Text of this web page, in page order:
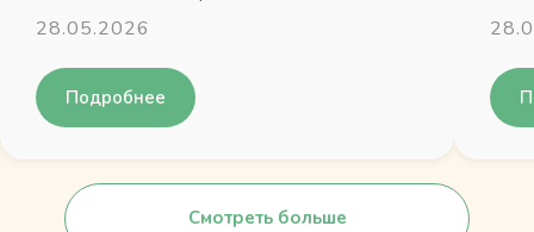
28.05.2026
Подробнее
Смотреть больше